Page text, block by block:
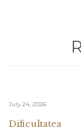
July 24, 2026
Dificultatea